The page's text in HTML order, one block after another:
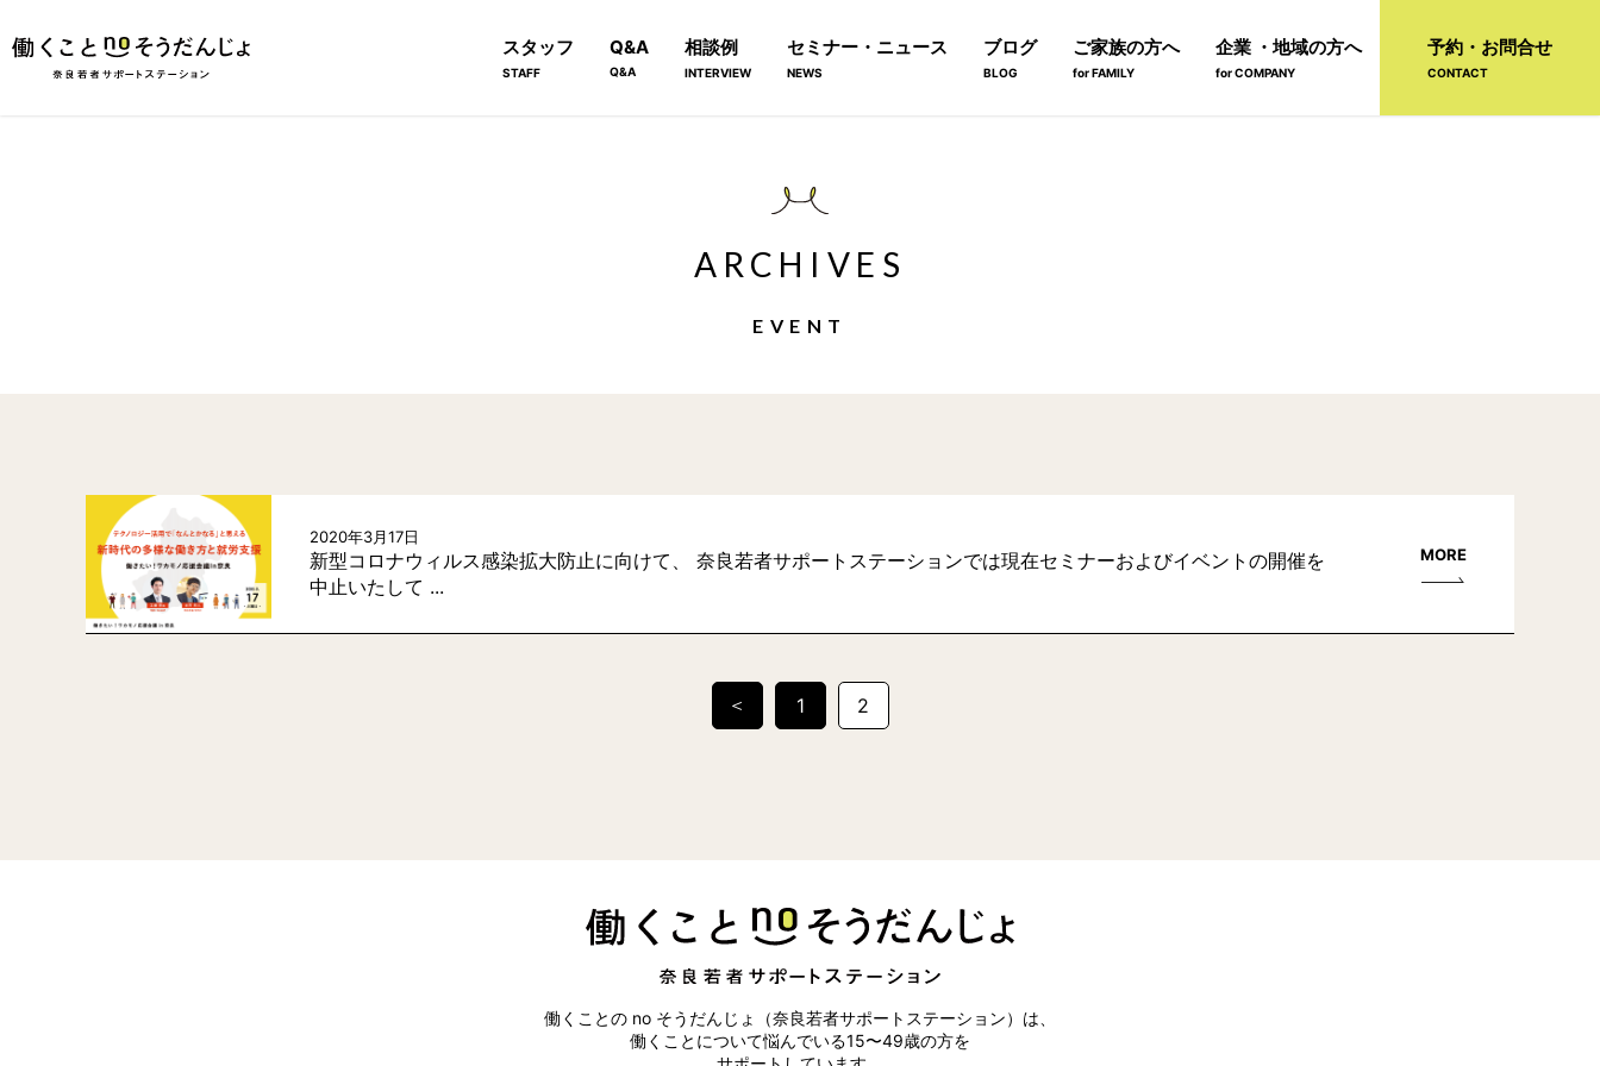
スタッフ
STAFF
Q&A
Q&A
相談例
INTERVIEW
セミナー・ニュース
NEWS
ブログ
BLOG
ご家族の方へ
for FAMILY
企業 ・地域の方へ
for COMPANY
予約・お問合せ
CONTACT
ARCHIVES
EVENT
2020年3月17日
新型コロナウィルス感染拡大防止に向けて、 奈良若者サポートステーションでは現在セミナーおよびイベントの開催を
中止いたして ...
MORE
＜ 1 2
働くことの no そうだんじょ（奈良若者サポートステーション）は、
働くことについて悩んでいる15〜49歳の方を